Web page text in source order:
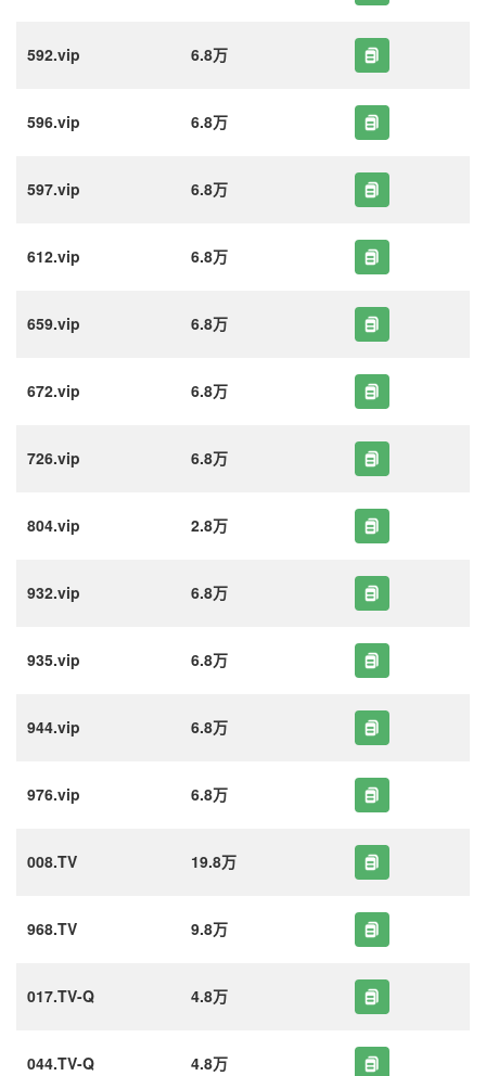
592.vip 6.8万
596.vip 6.8万
597.vip 6.8万
612.vip 6.8万
659.vip 6.8万
672.vip 6.8万
726.vip 6.8万
804.vip 2.8万
932.vip 6.8万
935.vip 6.8万
944.vip 6.8万
976.vip 6.8万
008.TV 19.8万
968.TV 9.8万
017.TV-Q 4.8万
044.TV-Q 4.8万